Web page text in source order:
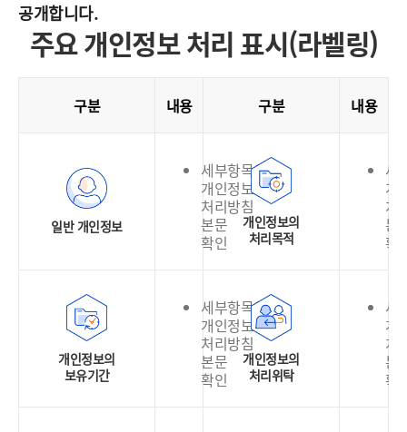
공개합니다.
주요 개인정보 처리 표시(라벨링)
구분 내용 구분 내용
일반 개인정보
세부항목은
개인정보
처리방침
본문
확인
개인정보의
처리목적
세
개
처
본
확
개인정보의
보유기간
세부항목은
개인정보
처리방침
본문
확인
개인정보의
처리위탁
세
개
처
본
확